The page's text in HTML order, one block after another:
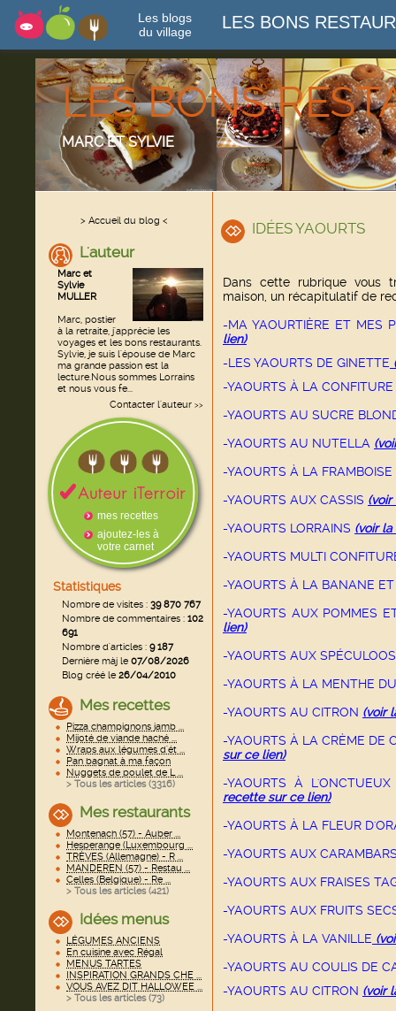
Les blogs
du village
LES BONS
LES BONS
MARC ET SYLVIE
> Accueil du blog <
L'auteur
Marc et
Sylvie
MULLER
Marc, postier
à la retraite, j'apprécie les
voyages et les bons restaurants.
Sylvie, je suis l'épouse de Marc
ma grande passion est la
lecture.Nous sommes Lorrains
et nous vous fe...
Contacter l'auteur >>
mes recettes
ajoutez-les à
votre carnet
Statistiques
Nombre de visites : 39 870 767
Nombre de commentaires : 102
691
Nombre d'articles : 9 187
Dernière màj le07/08/2026
Blog créé le26/04/2010
Mes recettes
Pizza champignons jamb ...
Mijoté de viande haché ...
Wraps aux légumes d'ét ...
Pan bagnat à ma façon
Nuggets de poulet de L ...
> Tous les articles (3316)
Mes restaurants
Montenach (57) - Auber ...
Hesperange (Luxembourg ...
TRÈVES (Allemagne) - R ...
MANDEREN (57) - Restau ...
Celles (Belgique) - Re ...
> Tous les articles (421)
Idées menus
LÉGUMES ANCIENS
En cuisine avec Régal
MENUS TARTES
INSPIRATION GRANDS CHE ...
VOUS AVEZ DIT HALLOWEE ...
> Tous les articles (73)
IDÉES YAOURTS
Dans cette rubrique vous
maison, un récapitulatif de
-MA YAOURTIÈRE ET MES
lien)
-LES YAOURTS DE GINETTE
-YAOURTS À LA
-YAOURTS AU SUCRE
-YAOURTS AU NUTELLA
-YAOURTS À LA FRAMBOISE
-YAOURTS AUX CASSIS
-YAOURTS LORRAINS (voir
-YAOURTS MULTI
-YAOURTS À LA BANANE
-YAOURTS AUX POMMES
lien)
-YAOURTS AUX SPÉCULOOS
-YAOURTS À LA MENTHE
-YAOURTS AU CITRON (voir
-YAOURTS À LA CRÈME DE
sur ce lien)
-YAOURTS À
recette sur ce lien)
-YAOURTS À LA FLEUR
-YAOURTS AUX
-YAOURTS AUX FRAISES
-YAOURTS AUX FRUITS
-YAOURTS À LA VANILLE
-YAOURTS AU COULIS DE
-YAOURTS AU CITRON (voir